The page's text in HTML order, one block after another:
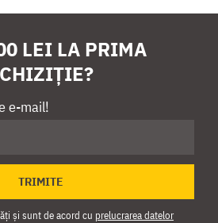
LEI LA PRIMA
e-mail!
TRIMITE
și sunt de acord cu prelucrarea datelor